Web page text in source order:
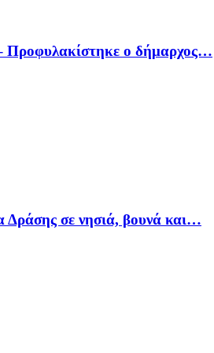
– Προφυλακίστηκε ο δήμαρχος…
σε νησιά, βουνά και…